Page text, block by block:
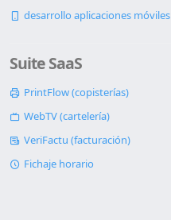
desarrollo aplicaciones móviles
Suite SaaS
PrintFlow (copisterías)
WebTV (cartelería)
VeriFactu (facturación)
Fichaje horario